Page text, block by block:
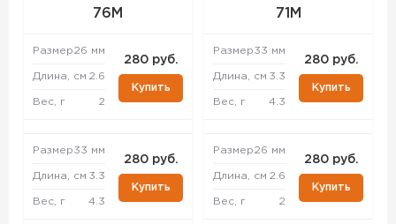
76M
Размер26 мм
Длина, см 2.6
Вес, г 2
280 руб.
Купить
Размер33 мм
Длина, см 3.3
Вес, г 4.3
280 руб.
Купить
71M
Размер33 мм
Длина, см 3.3
Вес, г 4.3
280 руб.
Купить
Размер26 мм
Длина, см 2.6
Вес, г 2
280 руб.
Купить